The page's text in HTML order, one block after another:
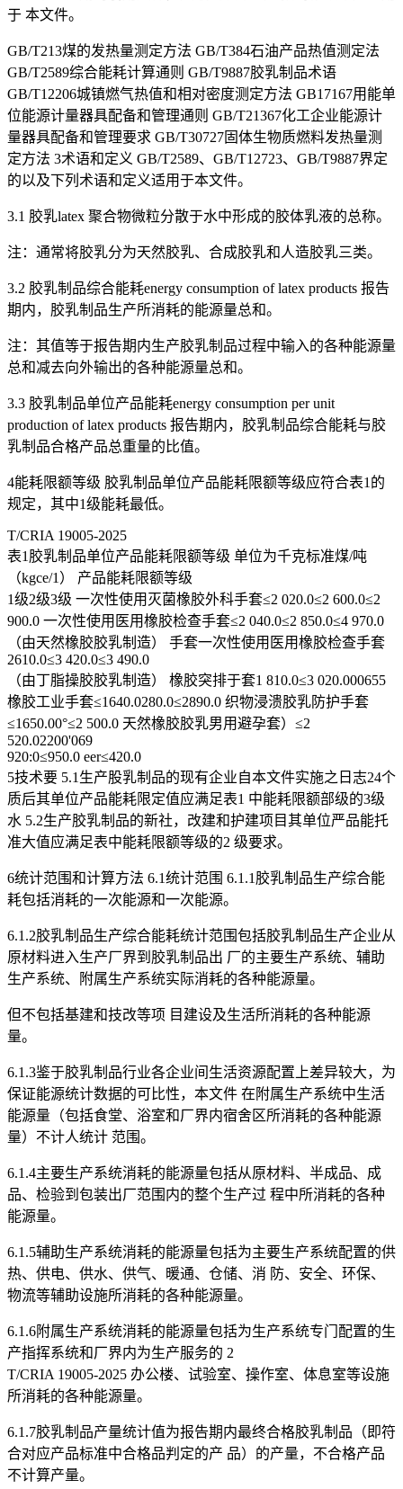
于 本文件。
GB/T213煤的发热量测定方法 GB/T384石油产品热值测定法
GB/T2589综合能耗计算通则 GB/T9887胶乳制品术语
GB/T12206城镇燃气热值和相对密度测定方法 GB17167用能单
位能源计量器具配备和管理通则 GB/T21367化工企业能源计
量器具配备和管理要求 GB/T30727固体生物质燃料发热量测
定方法 3术语和定义 GB/T2589、GB/T12723、GB/T9887界定
的以及下列术语和定义适用于本文件。
3.1 胶乳latex 聚合物微粒分散于水中形成的胶体乳液的总称。
注：通常将胶乳分为天然胶乳、合成胶乳和人造胶乳三类。
3.2 胶乳制品综合能耗energy consumption of latex products 报告
期内，胶乳制品生产所消耗的能源量总和。
注：其值等于报告期内生产胶乳制品过程中输入的各种能源量
总和减去向外输出的各种能源量总和。
3.3 胶乳制品单位产品能耗energy consumption per unit
production of latex products 报告期内，胶乳制品综合能耗与胶
乳制品合格产品总重量的比值。
4能耗限额等级 胶乳制品单位产品能耗限额等级应符合表1的
规定，其中1级能耗最低。
T/CRIA 19005-2025
表1胶乳制品单位产品能耗限额等级 单位为千克标准煤/吨
（kgce/1） 产品能耗限额等级
1级2级3级 一次性使用灭菌橡胶外科手套≤2 020.0≤2 600.0≤2
900.0 一次性使用医用橡胶检查手套≤2 040.0≤2 850.0≤4 970.0
（由天然橡胶胶乳制造） 手套一次性使用医用橡胶检查手套
2610.0≤3 420.0≤3 490.0
（由丁脂操胶胶乳制造） 橡胶突排于套1 810.0≤3 020.000655
橡胶工业手套≤1640.0280.0≤2890.0 织物浸溃胶乳防护手套
≤1650.00°≤2 500.0 天然橡胶胶乳男用避孕套）≤2
520.02200'069
920:0≤950.0 eer≤420.0
5技术要 5.1生产股乳制品的现有企业自本文件实施之日志24个
质后其单位产品能耗限定值应满足表1 中能耗限额部级的3级
水 5.2生产胶乳制品的新社，改建和护建项目其单位严品能托
准大值应满足表中能耗限额等级的2 级要求。
6统计范围和计算方法 6.1统计范围 6.1.1胶乳制品生产综合能
耗包括消耗的一次能源和一次能源。
6.1.2胶乳制品生产综合能耗统计范围包括胶乳制品生产企业从
原材料进入生产厂界到胶乳制品出 厂的主要生产系统、辅助
生产系统、附属生产系统实际消耗的各种能源量。
但不包括基建和技改等项 目建设及生活所消耗的各种能源
量。
6.1.3鉴于胶乳制品行业各企业间生活资源配置上差异较大，为
保证能源统计数据的可比性，本文件 在附属生产系统中生活
能源量（包括食堂、浴室和厂界内宿舍区所消耗的各种能源
量）不计人统计 范围。
6.1.4主要生产系统消耗的能源量包括从原材料、半成品、成
品、检验到包装出厂范围内的整个生产过 程中所消耗的各种
能源量。
6.1.5辅助生产系统消耗的能源量包括为主要生产系统配置的供
热、供电、供水、供气、暖通、仓储、消 防、安全、环保、
物流等辅助设施所消耗的各种能源量。
6.1.6附属生产系统消耗的能源量包括为生产系统专门配置的生
产指挥系统和厂界内为生产服务的 2
T/CRIA 19005-2025 办公楼、试验室、操作室、体息室等设施
所消耗的各种能源量。
6.1.7胶乳制品产量统计值为报告期内最终合格胶乳制品（即符
合对应产品标准中合格品判定的产 品）的产量，不合格产品
不计算产量。